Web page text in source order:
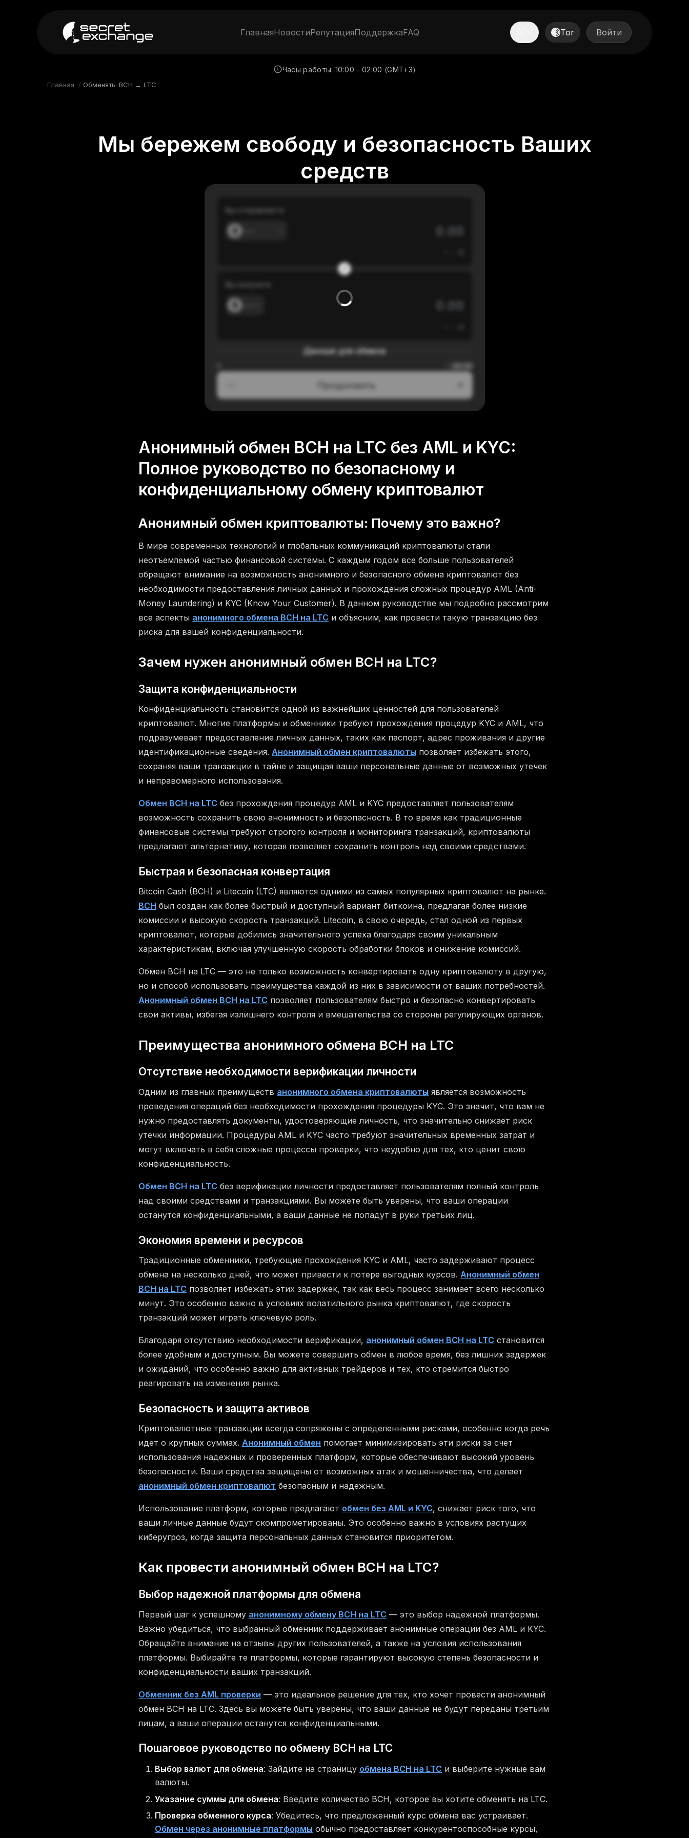
ГлавнаяНовостиРепутацияПоддержкаFAQ Tor Войти
Часы работы: 10:00 - 02:00 (GMT+3)
Главная / Обменять: BCH → LTC
Мы бережем свободу и безопасность Ваших
средств
Вы отправляете
Данные для обмена
Продолжить
Анонимный обмен BCH на LTC без AML и KYC:
Полное руководство по безопасному и
конфиденциальному обмену криптовалют
Анонимный обмен криптовалюты: Почему это важно?
В мире современных технологий и глобальных коммуникаций криптовалюты стали
неотъемлемой частью финансовой системы. С каждым годом все больше пользователей
обращают внимание на возможность анонимного и безопасного обмена криптовалют без
необходимости предоставления личных данных и прохождения сложных процедур AML (Anti-
Money Laundering) и KYC (Know Your Customer). В данном руководстве мы подробно рассмотрим
все аспекты анонимного обмена BCH на LTC и объясним, как провести такую транзакцию без
риска для вашей конфиденциальности.
Зачем нужен анонимный обмен BCH на LTC?
Защита конфиденциальности
Конфиденциальность становится одной из важнейших ценностей для пользователей
криптовалют. Многие платформы и обменники требуют прохождения процедур KYC и AML, что
подразумевает предоставление личных данных, таких как паспорт, адрес проживания и другие
идентификационные сведения. Анонимный обмен криптовалюты позволяет избежать этого,
сохраняя ваши транзакции в тайне и защищая ваши персональные данные от возможных утечек
и неправомерного использования.
Обмен BCH на LTC без прохождения процедур AML и KYC предоставляет пользователям
возможность сохранить свою анонимность и безопасность. В то время как традиционные
финансовые системы требуют строгого контроля и мониторинга транзакций, криптовалюты
предлагают альтернативу, которая позволяет сохранить контроль над своими средствами.
Быстрая и безопасная конвертация
Bitcoin Cash (BCH) и Litecoin (LTC) являются одними из самых популярных криптовалют на рынке.
BCH был создан как более быстрый и доступный вариант биткоина, предлагая более низкие
комиссии и высокую скорость транзакций. Litecoin, в свою очередь, стал одной из первых
криптовалют, которые добились значительного успеха благодаря своим уникальным
характеристикам, включая улучшенную скорость обработки блоков и снижение комиссий.
Обмен BCH на LTC — это не только возможность конвертировать одну криптовалюту в другую,
но и способ использовать преимущества каждой из них в зависимости от ваших потребностей.
Анонимный обмен BCH на LTC позволяет пользователям быстро и безопасно конвертировать
свои активы, избегая излишнего контроля и вмешательства со стороны регулирующих органов.
Преимущества анонимного обмена BCH на LTC
Отсутствие необходимости верификации личности
Одним из главных преимуществ анонимного обмена криптовалюты является возможность
проведения операций без необходимости прохождения процедуры KYC. Это значит, что вам не
нужно предоставлять документы, удостоверяющие личность, что значительно снижает риск
утечки информации. Процедуры AML и KYC часто требуют значительных временных затрат и
могут включать в себя сложные процессы проверки, что неудобно для тех, кто ценит свою
конфиденциальность.
Обмен BCH на LTC без верификации личности предоставляет пользователям полный контроль
над своими средствами и транзакциями. Вы можете быть уверены, что ваши операции
останутся конфиденциальными, а ваши данные не попадут в руки третьих лиц.
Экономия времени и ресурсов
Традиционные обменники, требующие прохождения KYC и AML, часто задерживают процесс
обмена на несколько дней, что может привести к потере выгодных курсов. Анонимный обмен
BCH на LTC позволяет избежать этих задержек, так как весь процесс занимает всего несколько
минут. Это особенно важно в условиях волатильного рынка криптовалют, где скорость
транзакций может играть ключевую роль.
Благодаря отсутствию необходимости верификации, анонимный обмен BCH на LTC становится
более удобным и доступным. Вы можете совершить обмен в любое время, без лишних задержек
и ожиданий, что особенно важно для активных трейдеров и тех, кто стремится быстро
реагировать на изменения рынка.
Безопасность и защита активов
Криптовалютные транзакции всегда сопряжены с определенными рисками, особенно когда речь
идет о крупных суммах. Анонимный обмен помогает минимизировать эти риски за счет
использования надежных и проверенных платформ, которые обеспечивают высокий уровень
безопасности. Ваши средства защищены от возможных атак и мошенничества, что делает
анонимный обмен криптовалют безопасным и надежным.
Использование платформ, которые предлагают обмен без AML и KYC, снижает риск того, что
ваши личные данные будут скомпрометированы. Это особенно важно в условиях растущих
киберугроз, когда защита персональных данных становится приоритетом.
Как провести анонимный обмен BCH на LTC?
Выбор надежной платформы для обмена
Первый шаг к успешному анонимному обмену BCH на LTC — это выбор надежной платформы.
Важно убедиться, что выбранный обменник поддерживает анонимные операции без AML и KYC.
Обращайте внимание на отзывы других пользователей, а также на условия использования
платформы. Выбирайте те платформы, которые гарантируют высокую степень безопасности и
конфиденциальности ваших транзакций.
Обменник без AML проверки — это идеальное решение для тех, кто хочет провести анонимный
обмен BCH на LTC. Здесь вы можете быть уверены, что ваши данные не будут переданы третьим
лицам, а ваши операции останутся конфиденциальными.
Пошаговое руководство по обмену BCH на LTC
Выбор валют для обмена: Зайдите на страницу обмена BCH на LTC и выберите нужные вам
валюты.
Указание суммы для обмена: Введите количество BCH, которое вы хотите обменять на LTC.
Проверка обменного курса: Убедитесь, что предложенный курс обмена вас устраивает.
Обмен через анонимные платформы обычно предоставляет конкурентоспособные курсы,